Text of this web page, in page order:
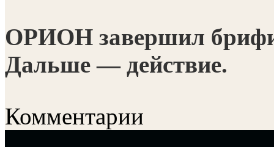
ОРИОН завершил
Дальше — действие.
Комментарии